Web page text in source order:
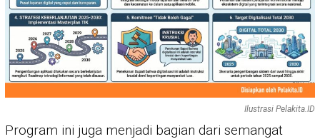
Ilustrasi Pelakita.ID
Program ini juga menjadi bagian dari semangat